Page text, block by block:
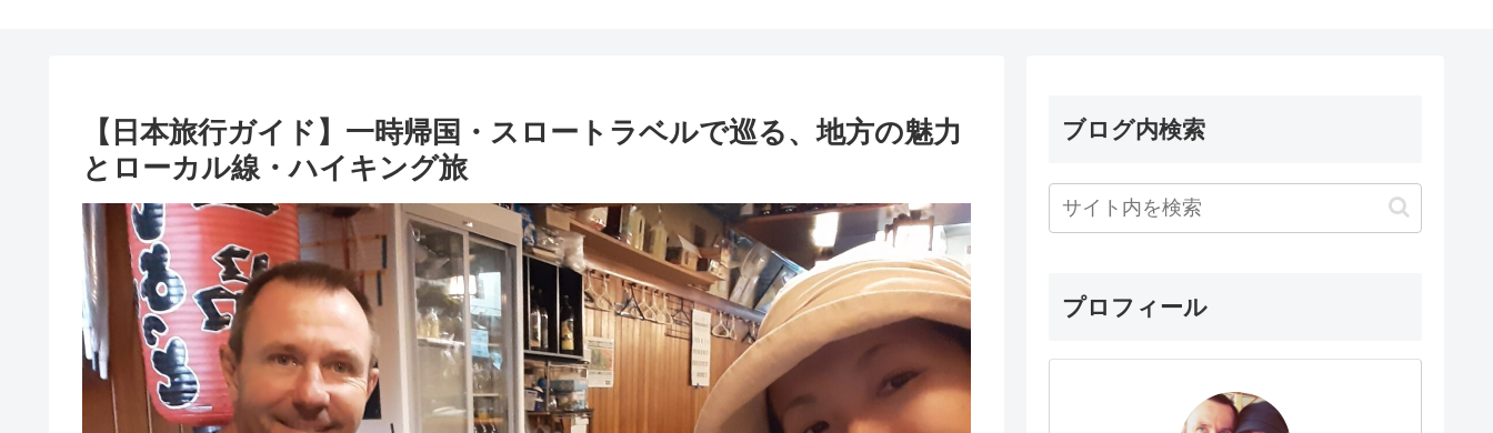
【日本旅行ガイド】一時帰国・スロートラベルで巡る、地方の魅力
とローカル線・ハイキング旅
ブログ内検索
プロフィール